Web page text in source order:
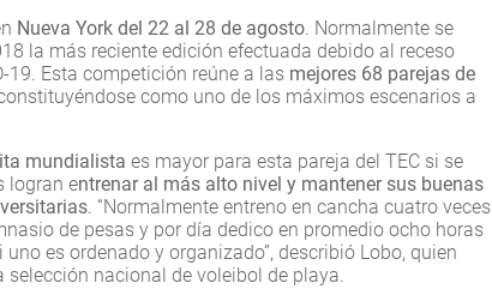
Nueva York del 22 al 28 de agosto. Normalmente se
la más reciente edición efectuada debido al receso
19. Esta competición reúne a las mejores 68 parejas de
como uno de los máximos escenarios a
mundialista es mayor para esta pareja del TEC si se
logran entrenar al más alto nivel y mantener sus buenas
. “Normalmente entreno en cancha cuatro veces
de pesas y por día dedico en promedio ocho horas
es ordenado y organizado”, describió Lobo, quien
nacional de voleibol de playa.